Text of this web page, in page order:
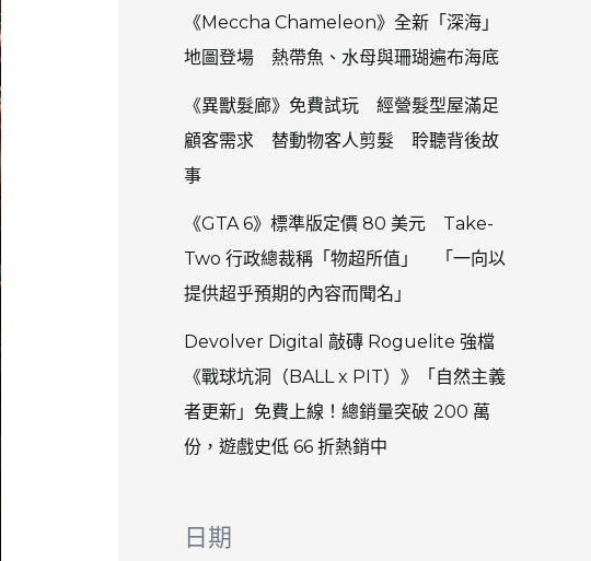
《Meccha Chameleon》全新「深海」
地圖登場 熱帶魚、水母與珊瑚遍布海底
《異獸髮廊》免費試玩 經營髮型屋滿足
顧客需求 替動物客人剪髮 聆聽背後故
事
《GTA 6》標準版定價 80 美元 Take-
Two 行政總裁稱「物超所值」 「一向以
提供超乎預期的內容而聞名」
Devolver Digital 敲磚 Roguelite 強檔
《戰球坑洞（BALL x PIT）》「自然主義
者更新」免費上線！總銷量突破 200 萬
份，遊戲史低 66 折熱銷中
日期